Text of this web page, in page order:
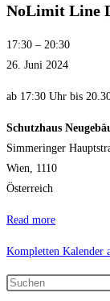
NoLimit Line
NoLimit
Line
17:30 – 20:30
26. Juni 2024
ab 17:30 Uhr bis
Schutzhaus
Simmeringer
Wien, 1110
Österreich
Read more
Kompletten Kalender